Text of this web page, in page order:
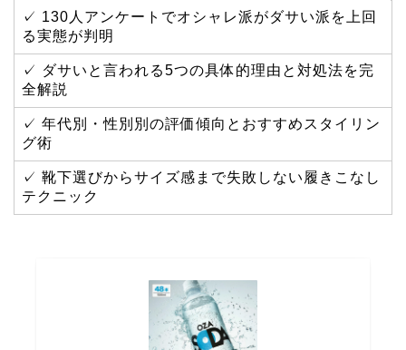
✓ 130人アンケートでオシャレ派がダサい派を上回
る実態が判明
✓ ダサいと言われる5つの具体的理由と対処法を完
全解説
✓ 年代別・性別別の評価傾向とおすすめスタイリン
グ術
✓ 靴下選びからサイズ感まで失敗しない履きこなし
テクニック